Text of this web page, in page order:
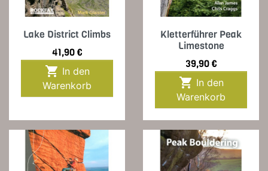
Lake District Climbs
Preis
41,90 €

Warenkorb
Kletterführer Peak
Limestone
Preis
39,90 €

Warenkorb